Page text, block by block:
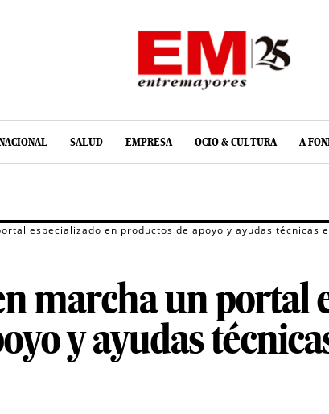
SALUD EMPRESA OCIO & CULTURA A
especializado en productos de apoyo y ayudas técnicas
marcha un portal
y ayudas